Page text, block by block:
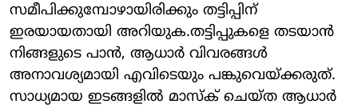
സമീപിക്കുമ്പോഴായിരിക്കും തട്ടിപ്പിന്
ഇരയായതായി അറിയുക.തട്ടിപ്പുകളെ തടയാന്‍
നിങ്ങളുടെ പാന്‍, ആധാര്‍ വിവരങ്ങള്‍
അനാവശ്യമായി എവിടെയും പങ്കുവെയ്ക്കരുത്.
സാധ്യമായ ഇടങ്ങളില്‍ മാസ്‌ക് ചെയ്ത ആധാര്‍